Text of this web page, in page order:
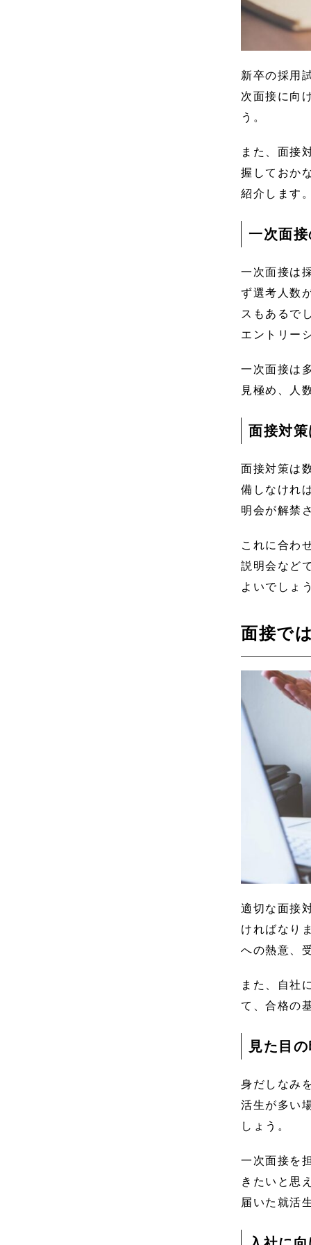
新卒の採用
次面接に向
う。
また、面接
握しておか
紹介します
一次面
一次面接は
ず選考人数
スもあるで
エントリー
一次面接は
見極め、人
面接対
面接対策は
備しなけれ
明会が解禁
これに合わ
説明会など
よいでしょ
面接で
適切な面接
ければなり
への熱意、
また、自社
て、合格の
見た目
身だしなみ
活生が多い
しょう。
一次面接を
きたいと思
届いた就活